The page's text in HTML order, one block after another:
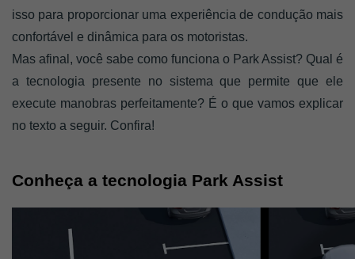
isso para proporcionar uma experiência de condução mais
confortável e dinâmica para os motoristas.
Mas afinal, você sabe como funciona o Park Assist? Qual é
a tecnologia presente no sistema que permite que ele
execute manobras perfeitamente? É o que vamos explicar
no texto a seguir. Confira!
Conheça a tecnologia Park Assist